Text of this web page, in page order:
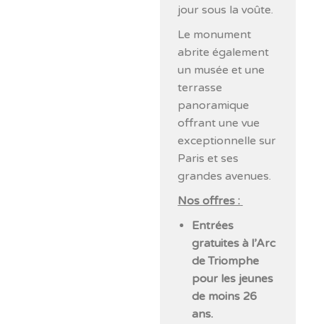
jour sous la voûte.
Le monument
abrite également
un musée et une
terrasse
panoramique
offrant une vue
exceptionnelle sur
Paris et ses
grandes avenues.
Nos offres :
Entrées
gratuites à l’Arc
de Triomphe
pour les jeunes
de moins 26
ans.